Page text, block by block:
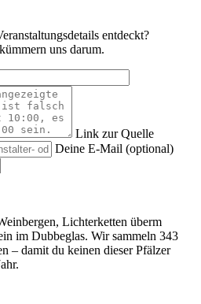
entdeckt?
uns darum.
Link zur Quelle
Deine E-Mail (optional)
Lichterketten überm
im Dubbeglas. Wir sammeln 343
– damit du keinen dieser Pfälzer